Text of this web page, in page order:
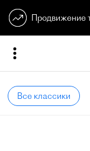
Продвижение
Все классики